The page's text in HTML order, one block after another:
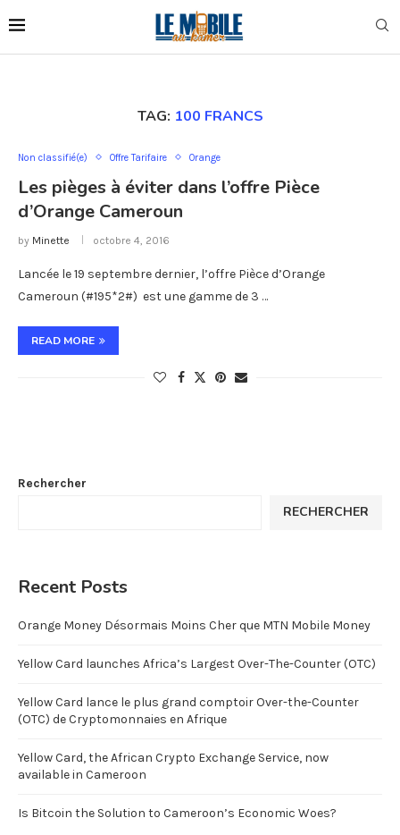
TAG: 100 FRANCS
Non classifié(e) Offre Tarifaire Orange
Les pièges à éviter dans l’offre Pièce
d’Orange Cameroun
by Minette octobre 4, 2016
Lancée le 19 septembre dernier, l’offre Pièce d’Orange
Cameroun (#195*2#) est une gamme de 3 …
READ MORE
Rechercher
RECHERCHER
Recent Posts
Orange Money Désormais Moins Cher que MTN Mobile Money
Yellow Card launches Africa’s Largest Over-The-Counter (OTC)
Yellow Card lance le plus grand comptoir Over-the-Counter
(OTC) de Cryptomonnaies en Afrique
Yellow Card, the African Crypto Exchange Service, now
available in Cameroon
Is Bitcoin the Solution to Cameroon’s Economic Woes?